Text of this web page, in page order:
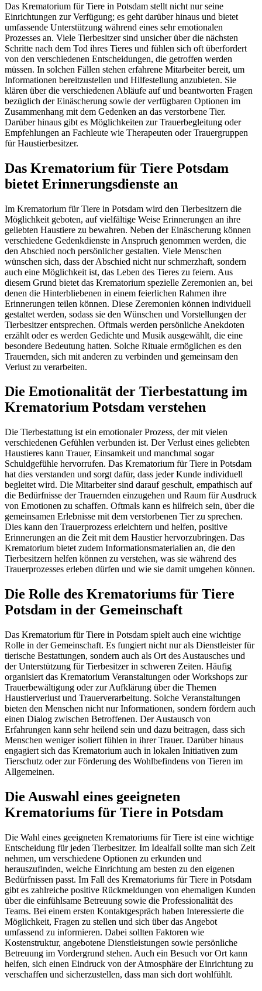
Das Krematorium für Tiere in Potsdam stellt nicht nur seine
Einrichtungen zur Verfügung; es geht darüber hinaus und bietet
umfassende Unterstützung während eines sehr emotionalen
Prozesses an. Viele Tierbesitzer sind unsicher über die nächsten
Schritte nach dem Tod ihres Tieres und fühlen sich oft überfordert
von den verschiedenen Entscheidungen, die getroffen werden
müssen. In solchen Fällen stehen erfahrene Mitarbeiter bereit, um
Informationen bereitzustellen und Hilfestellung anzubieten. Sie
klären über die verschiedenen Abläufe auf und beantworten Fragen
bezüglich der Einäscherung sowie der verfügbaren Optionen im
Zusammenhang mit dem Gedenken an das verstorbene Tier.
Darüber hinaus gibt es Möglichkeiten zur Trauerbegleitung oder
Empfehlungen an Fachleute wie Therapeuten oder Trauergruppen
für Haustierbesitzer.
Das Krematorium für Tiere Potsdam
bietet Erinnerungsdienste an
Im Krematorium für Tiere in Potsdam wird den Tierbesitzern die
Möglichkeit geboten, auf vielfältige Weise Erinnerungen an ihre
geliebten Haustiere zu bewahren. Neben der Einäscherung können
verschiedene Gedenkdienste in Anspruch genommen werden, die
den Abschied noch persönlicher gestalten. Viele Menschen
wünschen sich, dass der Abschied nicht nur schmerzhaft, sondern
auch eine Möglichkeit ist, das Leben des Tieres zu feiern. Aus
diesem Grund bietet das Krematorium spezielle Zeremonien an, bei
denen die Hinterbliebenen in einem feierlichen Rahmen ihre
Erinnerungen teilen können. Diese Zeremonien können individuell
gestaltet werden, sodass sie den Wünschen und Vorstellungen der
Tierbesitzer entsprechen. Oftmals werden persönliche Anekdoten
erzählt oder es werden Gedichte und Musik ausgewählt, die eine
besondere Bedeutung hatten. Solche Rituale ermöglichen es den
Trauernden, sich mit anderen zu verbinden und gemeinsam den
Verlust zu verarbeiten.
Die Emotionalität der Tierbestattung im
Krematorium Potsdam verstehen
Die Tierbestattung ist ein emotionaler Prozess, der mit vielen
verschiedenen Gefühlen verbunden ist. Der Verlust eines geliebten
Haustieres kann Trauer, Einsamkeit und manchmal sogar
Schuldgefühle hervorrufen. Das Krematorium für Tiere in Potsdam
hat dies verstanden und sorgt dafür, dass jeder Kunde individuell
begleitet wird. Die Mitarbeiter sind darauf geschult, empathisch auf
die Bedürfnisse der Trauernden einzugehen und Raum für Ausdruck
von Emotionen zu schaffen. Oftmals kann es hilfreich sein, über die
gemeinsamen Erlebnisse mit dem verstorbenen Tier zu sprechen.
Dies kann den Trauerprozess erleichtern und helfen, positive
Erinnerungen an die Zeit mit dem Haustier hervorzubringen. Das
Krematorium bietet zudem Informationsmaterialien an, die den
Tierbesitzern helfen können zu verstehen, was sie während des
Trauerprozesses erleben dürfen und wie sie damit umgehen können.
Die Rolle des Krematoriums für Tiere
Potsdam in der Gemeinschaft
Das Krematorium für Tiere in Potsdam spielt auch eine wichtige
Rolle in der Gemeinschaft. Es fungiert nicht nur als Dienstleister für
tierische Bestattungen, sondern auch als Ort des Austausches und
der Unterstützung für Tierbesitzer in schweren Zeiten. Häufig
organisiert das Krematorium Veranstaltungen oder Workshops zur
Trauerbewältigung oder zur Aufklärung über die Themen
Haustierverlust und Trauerverarbeitung. Solche Veranstaltungen
bieten den Menschen nicht nur Informationen, sondern fördern auch
einen Dialog zwischen Betroffenen. Der Austausch von
Erfahrungen kann sehr heilend sein und dazu beitragen, dass sich
Menschen weniger isoliert fühlen in ihrer Trauer. Darüber hinaus
engagiert sich das Krematorium auch in lokalen Initiativen zum
Tierschutz oder zur Förderung des Wohlbefindens von Tieren im
Allgemeinen.
Die Auswahl eines geeigneten
Krematoriums für Tiere in Potsdam
Die Wahl eines geeigneten Krematoriums für Tiere ist eine wichtige
Entscheidung für jeden Tierbesitzer. Im Idealfall sollte man sich Zeit
nehmen, um verschiedene Optionen zu erkunden und
herauszufinden, welche Einrichtung am besten zu den eigenen
Bedürfnissen passt. Im Fall des Krematoriums für Tiere in Potsdam
gibt es zahlreiche positive Rückmeldungen von ehemaligen Kunden
über die einfühlsame Betreuung sowie die Professionalität des
Teams. Bei einem ersten Kontaktgespräch haben Interessierte die
Möglichkeit, Fragen zu stellen und sich über das Angebot
umfassend zu informieren. Dabei sollten Faktoren wie
Kostenstruktur, angebotene Dienstleistungen sowie persönliche
Betreuung im Vordergrund stehen. Auch ein Besuch vor Ort kann
helfen, sich einen Eindruck von der Atmosphäre der Einrichtung zu
verschaffen und sicherzustellen, dass man sich dort wohlfühlt.